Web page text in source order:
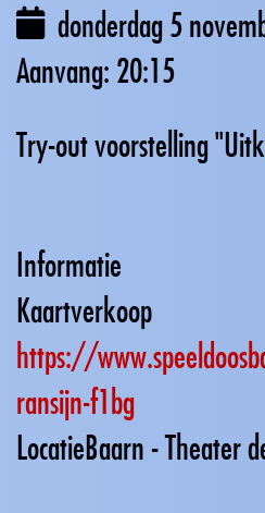
donderdag 5
20:15
Try-out voorstelling
Informatie
Kaartverkoop
https://
ransijn-f1bg
LocatieBaarn - Theater